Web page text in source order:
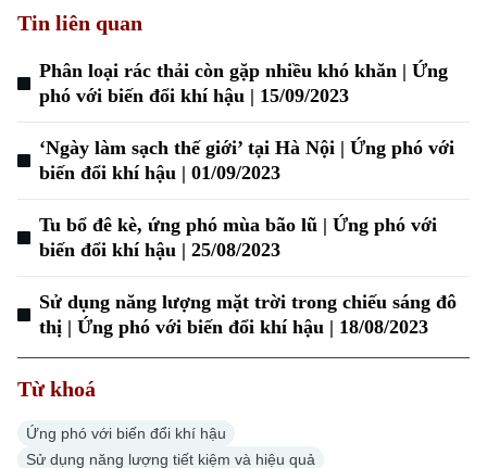
Chuyên mục
Hà Nội
Tin liên quan
Phân loại rác thải còn gặp nhiều khó khăn | Ứng
phó với biến đổi khí hậu | 15/09/2023
‘Ngày làm sạch thế giới’ tại Hà Nội | Ứng phó với
biến đổi khí hậu | 01/09/2023
Tu bổ đê kè, ứng phó mùa bão lũ | Ứng phó với
biến đổi khí hậu | 25/08/2023
Sử dụng năng lượng mặt trời trong chiếu sáng đô
thị | Ứng phó với biến đổi khí hậu | 18/08/2023
Từ khoá
Ứng phó với biến đổi khí hậu
Sử dụng năng lượng tiết kiệm và hiệu quả